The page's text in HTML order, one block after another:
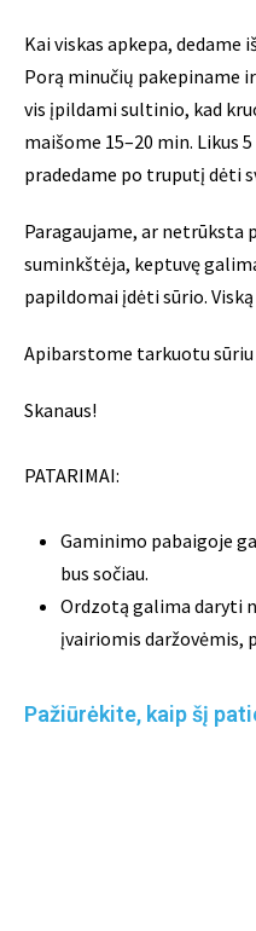
Kai viskas apkepa,
Porą minučių pakepiname
vis įpildami sultinio, kad
maišome 15–20 min. Likus
pradedame po truputį dėti
Paragaujame, ar netrūksta
suminkštėja, keptuvę
papildomai įdėti sūrio.
Apibarstome tarkuotu sūriu
Skanaus!
PATARIMAI:
Gaminimo pabaigoje
bus sočiau.
Ordzotą galima daryti
įvairiomis daržovėmis,
Pažiūrėkite, kaip šį